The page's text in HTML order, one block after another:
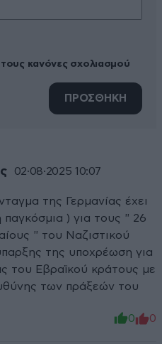
κανόνες σχολιασμού
ΠΡΟΣΘΗΚΗ
02·08·2025 10:07
της Γερμανίας έχει
παγκόσμια ) για τους " 26
" του Ναζιστικού
της υποχρέωση για
του Εβραϊκού κράτους με
των πράξεών του
0 0